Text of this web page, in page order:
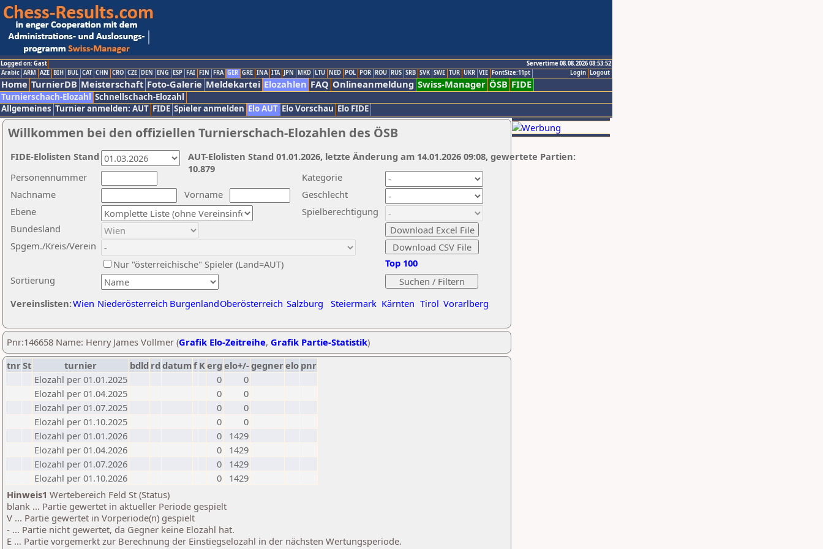
Logged on: Gast
Servertime 08.08.2026 08:53:52
Logout
Login
Arabic ARM AZE BIH BUL CAT CHN CRO CZE DEN ENG ESP FAI FIN FRA GER GRE INA ITA JPN MKD LTU NED POL POR ROU RUS SRB SVK SWE TUR UKR VIE FontSize:11pt
Home TurnierDB Meisterschaft Foto-Galerie Meldekartei Elozahlen FAQ Onlineanmeldung Swiss-Manager ÖSB FIDE
Turnierschach-Elozahl Schnellschach-Elozahl
Allgemeines Turnier anmelden: AUT FIDE Spieler anmelden Elo AUT Elo Vorschau Elo FIDE
Willkommen bei den offiziellen Turnierschach-Elozahlen des ÖSB
Nachname
Vorname
Ebene
Kategorie
Sortierung
Personennummer
Bundesland
Spgem./Kreis/Verein
Geschlecht
Nur "österreichische" Spieler (Land=AUT)
Spielberechtigung
Vereinslisten:Wien Niederösterreich BurgenlandOberösterreich Salzburg Steiermark Kärnten Tirol Vorarlberg
Top 100
AUT-Elolisten Stand 01.01.2026, letzte Änderung am 14.01.2026 09:08, gewertete Partien:
10.879
FIDE-Elolisten Stand
Pnr:146658 Name: Henry James Vollmer (Grafik Elo-Zeitreihe, Grafik Partie-Statistik)
tnrSt turnier bdld rd datumf Kerg elo+/-gegnerelo pnr
Elozahl per 01.01.2025
0
0
Elozahl per 01.04.2025
0
0
Elozahl per 01.07.2025
0
0
Elozahl per 01.10.2025
0
0
Elozahl per 01.01.2026
0
1429
Elozahl per 01.04.2026
0
1429
Elozahl per 01.07.2026
0
1429
Elozahl per 01.10.2026
0
1429
Hinweis1 Wertebereich Feld St (Status)
blank ... Partie gewertet in aktueller Periode gespielt
V ... Partie gewertet in Vorperiode(n) gespielt
- ... Partie nicht gewertet, da Gegner keine Elozahl hat.
E ... Partie vorgemerkt zur Berechnung der Einstiegselozahl in der nächsten Wertungsperiode.